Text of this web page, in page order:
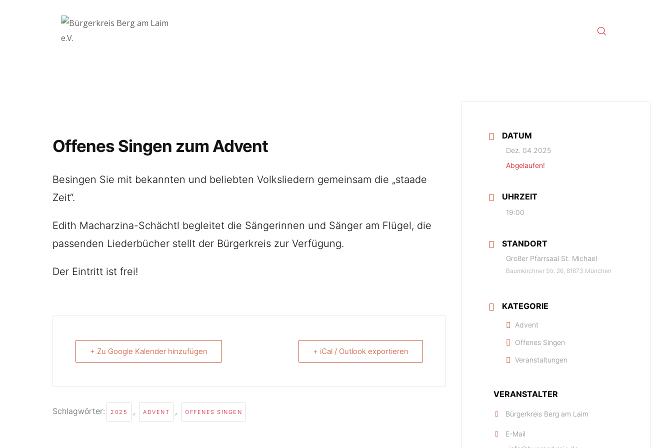
Datenschutz
Offenes Singen zum Advent
Besingen Sie mit bekannten und beliebten Volksliedern gemeinsam die „staade
Zeit“.
Edith Macharzina-Schächtl begleitet die Sängerinnen und Sänger am Flügel, die
passenden Liederbücher stellt der Bürgerkreis zur Verfügung.
Der Eintritt ist frei!
+ Zu Google Kalender hinzufügen + iCal / Outlook exportieren
Schlagwörter: 2025 , ADVENT , OFFENES SINGEN
DATUM
Dez. 04 2025
Abgelaufen!
UHRZEIT
19:00
STANDORT
Großer Pfarrsaal St. Michael
Baumkirchner Str. 26, 81673 München
KATEGORIE
Advent
Offenes Singen
Veranstaltungen
VERANSTALTER
Bürgerkreis Berg am Laim
E-Mail